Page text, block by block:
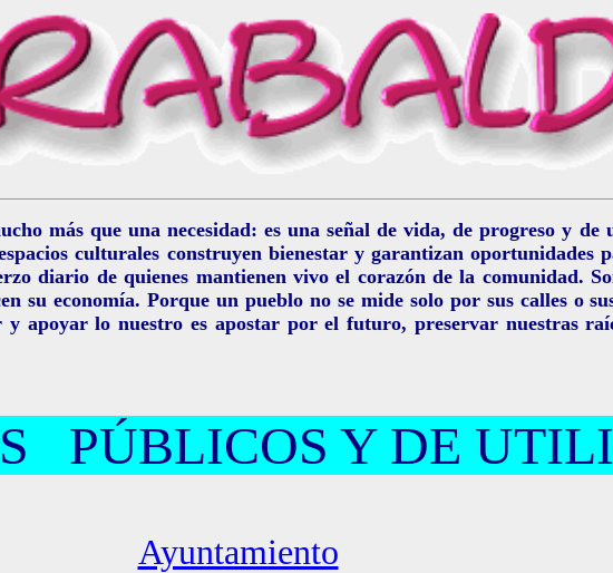
más que una necesidad: es una señal de vida, de progreso y de
culturales construyen bienestar y garantizan oportunidades
diario de quienes mantienen vivo el corazón de la comunidad.
su economía. Porque un pueblo no se mide solo por sus calles o
apoyar lo nuestro es apostar por el futuro, preservar nuestras
PÚBLICOS Y DE
Ayuntamiento